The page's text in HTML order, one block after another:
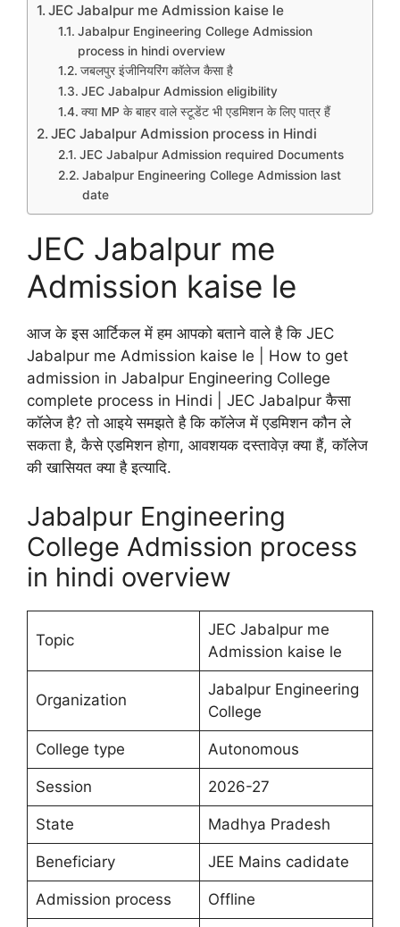
JEC Jabalpur me Admission kaise le
Jabalpur Engineering College Admission
process in hindi overview
जबलपुर इंजीनियरिंग कॉलेज कैसा है
JEC Jabalpur Admission eligibility
क्या MP के बाहर वाले स्टूडेंट भी एडमिशन के लिए पात्र हैं
JEC Jabalpur Admission process in Hindi
JEC Jabalpur Admission required Documents
Jabalpur Engineering College Admission last
date
JEC Jabalpur me
Admission kaise le
आज के इस आर्टिकल में हम आपको बताने वाले है कि JEC
Jabalpur me Admission kaise le | How to get
admission in Jabalpur Engineering College
complete process in Hindi | JEC Jabalpur कैसा
कॉलेज है? तो आइये समझते है कि कॉलेज में एडमिशन कौन ले
सकता है, कैसे एडमिशन होगा, आवशयक दस्तावेज़ क्या हैं, कॉलेज
की खासियत क्या है इत्यादि.
Jabalpur Engineering
College Admission process
in hindi overview
Topic
JEC Jabalpur me
Admission kaise le
Organization
Jabalpur Engineering
College
College type Autonomous
Session 2026-27
State Madhya Pradesh
Beneficiary JEE Mains cadidate
Admission process Offline